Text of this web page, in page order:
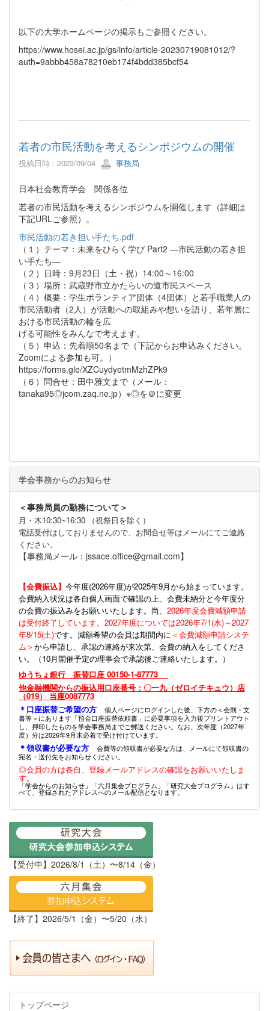
以下の大学ホームページの掲示もご参照ください。
https://www.hosei.ac.jp/gs/info/article-20230719081012/?
auth=9abbb458a78210eb174f4bdd385bcf54
若者の市民活動を考えるシンポジウムの開催
投稿日時 : 2023/09/04 事務局
日本社会教育学会 関係各位
若者の市民活動を考えるシンポジウムを開催します（詳細は
下記URLご参照）。
市民活動の若き担い手たち.pdf
（１）テーマ：未来をひらく学び Part2 ―市民活動の若き担
い手たち―
（２）日時：9月23日（土・祝）14:00～16:00
（３）場所：武蔵野市立かたらいの道市民スペース
（４）概要：学生ボランティア団体（4団体）と若手職業人の
市民活動者（2人）が活動への取組みや想いを語り、若年層に
おける市民活動の輪を広
げる可能性をみんなで考えます。
（５）申込：先着順50名まで（下記からお申込みください。
Zoomによる参加も可。）
https://forms.gle/XZCuydyetmMzhZPk9
（６）問合せ：田中雅文まで（メール：
tanaka95◎jcom.zaq.ne.jp）※◎を＠に変更
学会事務からのお知らせ
＜事務局員の勤務について＞
月・木10:30~16:30 （祝祭日を除く）
電話受付はしておりませんので、お問合せ等はメールにてご連絡
ください。
【事務局メール：jssace.office@gmail.com】
【会費振込】 今年度(2026年度)が2025年9月から始まっています。
会費納入状況は各自個人画面で確認の上、会費未納分と今年度分
の会費の振込みをお願いいたします。尚、 2026年度会費減額申請
は受付終了しています。2027年度については2026年7/1(水)～2027
年8/15(土)です。減額希望の会員は期間内に ＜会費減額申請システ
ム＞から申請し、承認の連絡が来次第、会費の納入をしてくださ
い。（10月開催予定の理事会で承認後ご連絡いたします。）
ゆうちょ銀行 振替口座 00150-1-87773
他金融機関からの振込用口座番号：〇一九（ゼロイチキュウ）店
（019） 当座0087773
＊口座振替ご希望の方
個人ページにログインした後、下方の＜会則・文
書等＞にあります「預金口座振替依頼書」に必要事項を入力後プリントアウト
し、押印したものを学会事務局までご郵送ください。なお、次年度（2027年
度）分は2026年9月末必着で受け付けています。
＊領収書が必要な方
会費等の領収書が必要な方は、メールにて領収書の
宛名・送付先をお知らせください。
◎会員の方は各自、登録メールアドレスの確認をお願いいたしま
す。
「学会からのお知らせ」「六月集会プログラム」「研究大会プログラム」はす
べて、登録されたアドレスへのメール配信となります。
【受付中】2026/8/1（土）〜8/14（金）
【終了】2026/5/1（金）〜5/20（水）
トップページ